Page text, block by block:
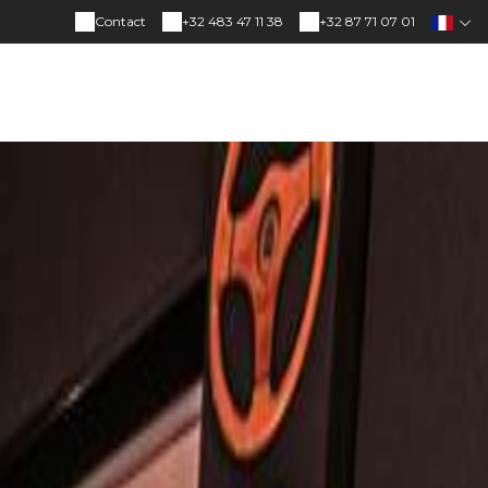
+32 87 71 07 01
+32 483 47 11 38
Contact